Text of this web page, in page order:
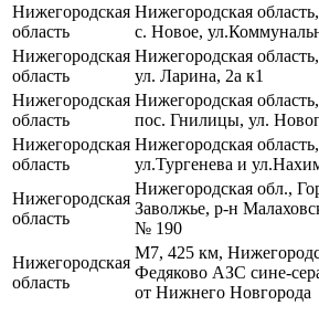
Нижегородская
область
Нижегородская
с. Новое,
Нижегородская
область
Нижегородская
ул. Ларина, 2а к1
Нижегородская
область
Нижегородская
пос. Гнилицы, ул.
Нижегородская
область
Нижегородская
ул.Тургенева и
Нижегородская
область
Нижегородская обл.,
Заволжье, р-н
№ 190
Нижегородская
область
М7, 425 км,
Федяково АЗС сине-
от Нижнего Новгорода